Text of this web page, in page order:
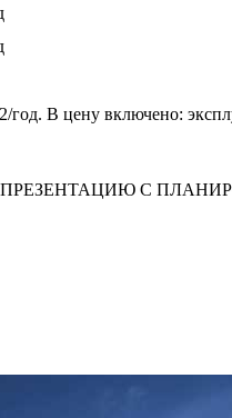
В цену включено:
С